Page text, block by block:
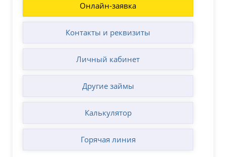
Онлайн-заявка
Контакты и реквизиты
Личный кабинет
Другие займы
Калькулятор
Горячая линия